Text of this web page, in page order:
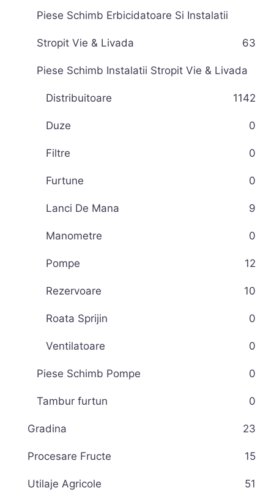
Piese Schimb Erbicidatoare Si Instalatii
Stropit Vie & Livada 63
Piese Schimb Instalatii Stropit Vie & Livada
42
Distribuitoare 11
Duze 0
Filtre 0
Furtune 0
Lanci De Mana 9
Manometre 0
Pompe 12
Rezervoare 10
Roata Sprijin 0
Ventilatoare 0
Piese Schimb Pompe 0
Tambur furtun 0
Gradina 23
Procesare Fructe 15
Utilaje Agricole 51